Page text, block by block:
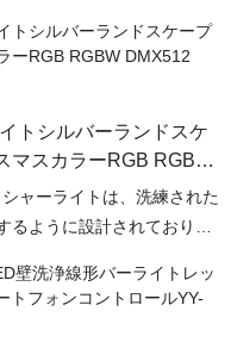
す。
利点があり、市場での評
IK屋外LEDバーライトカ
ズに応じてカスタマイズで
トシルバーランドスケ
マスカラーRGB RGBW
ャーライトは、洗練された
ように設計されており、
フィートまでのさまざまな
い備品は、庭園、パティ